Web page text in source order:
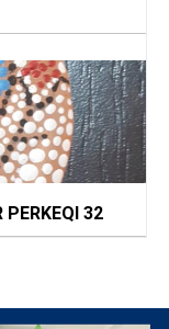
PERKEQI 32